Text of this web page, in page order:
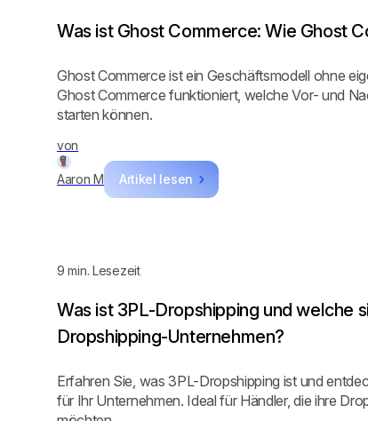
von
Aaron M Artikel lesen
Was ist Ghost Commerce: Wie Ghost
Ghost Commerce ist ein Geschäftsmodell ohne
Ghost Commerce funktioniert, welche Vor- und
starten können.
9 min. Lesezeit
Was ist 3PL-Dropshipping und welche
Dropshipping-Unternehmen?
Erfahren Sie, was 3PL-Dropshipping ist und
für Ihr Unternehmen. Ideal für Händler, die ihre